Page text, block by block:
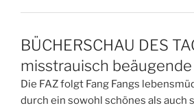
BÜCHERSCHAU DES
misstrauisch
Die FAZ folgt Fang Fangs
durch ein sowohl schönes als auch